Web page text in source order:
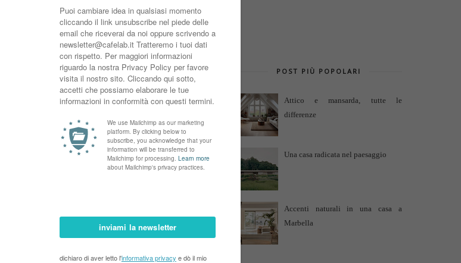
POST PIÙ POPOLARI
Attico e mansarda, tutte le
differenze
Una casa radicata nel paesaggio
Accenti naturali in una casa a
Marbella